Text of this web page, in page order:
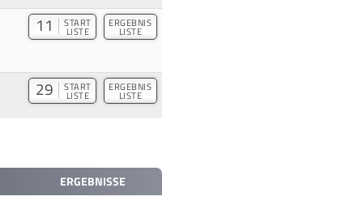
11 START
LISTE
ERGEBNIS
LISTE
29 START
LISTE
ERGEBNIS
LISTE
ERGEBNISSE